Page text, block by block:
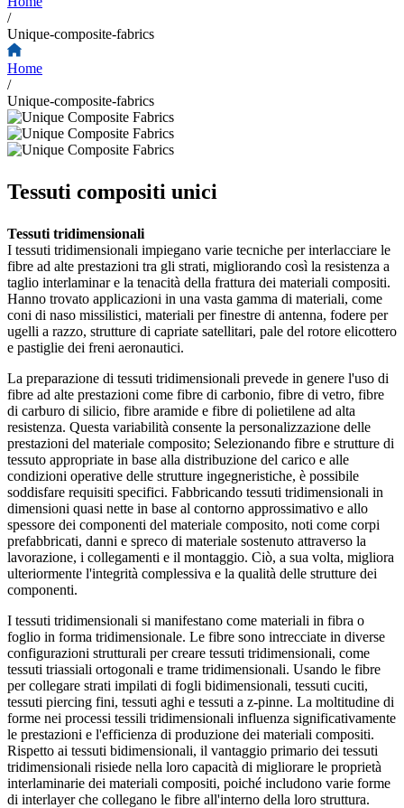
/
Unique-composite-fabrics
Home
/
Unique-composite-fabrics
Tessuti compositi unici
Tessuti tridimensionali
I tessuti tridimensionali impiegano varie tecniche per interlacciare le
fibre ad alte prestazioni tra gli strati, migliorando così la resistenza a
taglio interlaminar e la tenacità della frattura dei materiali compositi.
Hanno trovato applicazioni in una vasta gamma di materiali, come
coni di naso missilistici, materiali per finestre di antenna, fodere per
ugelli a razzo, strutture di capriate satellitari, pale del rotore elicottero
e pastiglie dei freni aeronautici.
La preparazione di tessuti tridimensionali prevede in genere l'uso di
fibre ad alte prestazioni come fibre di carbonio, fibre di vetro, fibre
di carburo di silicio, fibre aramide e fibre di polietilene ad alta
resistenza. Questa variabilità consente la personalizzazione delle
prestazioni del materiale composito; Selezionando fibre e strutture di
tessuto appropriate in base alla distribuzione del carico e alle
condizioni operative delle strutture ingegneristiche, è possibile
soddisfare requisiti specifici. Fabbricando tessuti tridimensionali in
dimensioni quasi nette in base al contorno approssimativo e allo
spessore dei componenti del materiale composito, noti come corpi
prefabbricati, danni e spreco di materiale sostenuto attraverso la
lavorazione, i collegamenti e il montaggio. Ciò, a sua volta, migliora
ulteriormente l'integrità complessiva e la qualità delle strutture dei
componenti.
I tessuti tridimensionali si manifestano come materiali in fibra o
foglio in forma tridimensionale. Le fibre sono intrecciate in diverse
configurazioni strutturali per creare tessuti tridimensionali, come
tessuti triassiali ortogonali e trame tridimensionali. Usando le fibre
per collegare strati impilati di fogli bidimensionali, tessuti cuciti,
tessuti piercing fini, tessuti aghi e tessuti a z-pinne. La moltitudine di
forme nei processi tessili tridimensionali influenza significativamente
le prestazioni e l'efficienza di produzione dei materiali compositi.
Rispetto ai tessuti bidimensionali, il vantaggio primario dei tessuti
tridimensionali risiede nella loro capacità di migliorare le proprietà
interlaminarie dei materiali compositi, poiché includono varie forme
di interlayer che collegano le fibre all'interno della loro struttura.